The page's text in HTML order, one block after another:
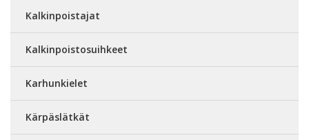
Kalkinpoistajat
Kalkinpoistosuihkeet
Karhunkielet
Kärpäslätkät